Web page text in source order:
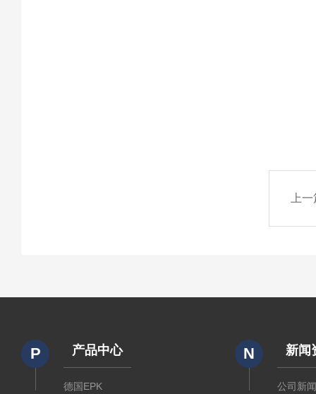
上
P 产品中心
德国EPK
N 新闻
公司新